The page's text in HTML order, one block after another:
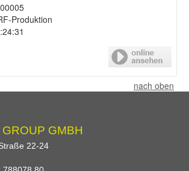
Produktion
nach oben
GMBH
22-24